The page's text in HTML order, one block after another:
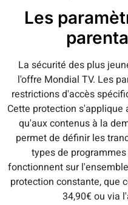
Les
La sécurité des plus
l'offre Mondial TV. Les
restrictions d'accès
Cette protection
qu'aux contenus à la
permet de définir les
types de
fonctionnent sur
protection constante, que
34,90€ ou via